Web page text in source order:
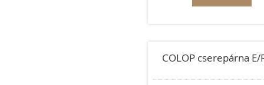
COLOP cserepárna E/